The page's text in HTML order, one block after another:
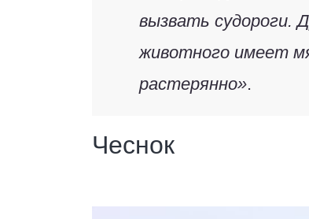
вызвать судороги.
животного имеет
растерянно».
Чеснок